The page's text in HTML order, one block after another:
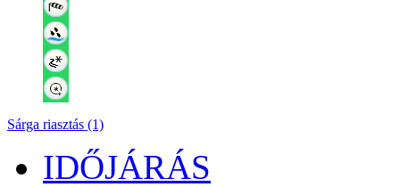
Sárga riasztás (1)
IDŐJÁRÁS